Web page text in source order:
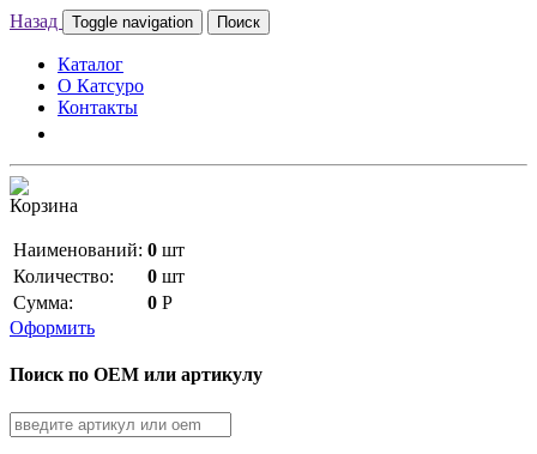
Назад Toggle navigation Поиск
Каталог
О Катсуро
Контакты
Корзина
Наименований: 0 шт
Количество:
0 шт
Сумма:
0 Р
Оформить
Поиск по OEM или артикулу